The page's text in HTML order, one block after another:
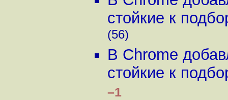
стойкие к
(56)
В Chrome
стойкие к
–1